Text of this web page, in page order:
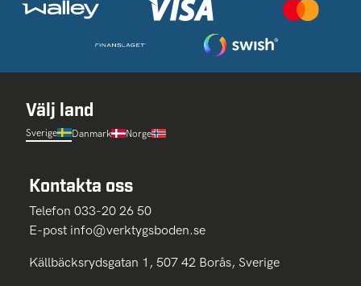
Välj land
Sverige Danmark Norge
Kontakta oss
Telefon 033-20 26 50
E-post info@verktygsboden.se
Källbäcksrydsgatan 1, 507 42 Borås, Sverige